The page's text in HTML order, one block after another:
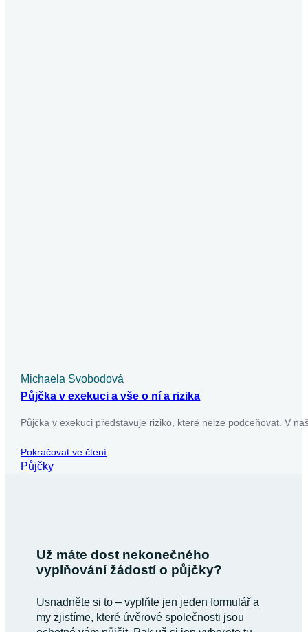
Michaela Svobodová
Půjčka v exekuci a vše o ní a rizika
Půjčka v exekuci představuje riziko, které nelze podceňovat. V
Pokračovat ve čtení
Půjčky
Už máte dost nekonečného
vyplňování žádostí o půjčky?
Usnadněte si to – vyplňte jen jeden formulář a
my zjistíme, které úvěrové společnosti jsou